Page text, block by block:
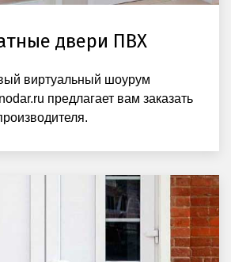
двери ПВХ
виртуальный шоурум
предлагает вам заказать